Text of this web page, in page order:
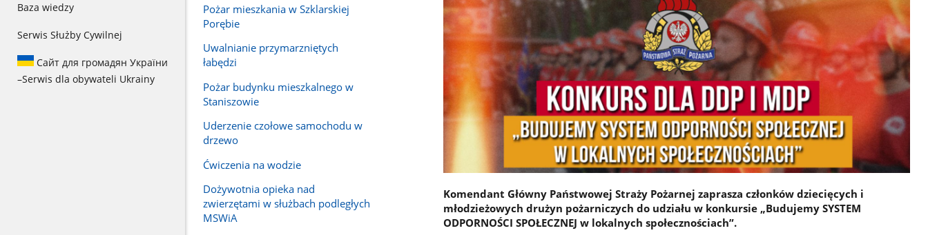
Baza wiedzy
Serwis Służby Cywilnej
Сайт для громадян України
–Serwis dla obywateli Ukrainy
Pożar mieszkania w Szklarskiej
Porębie
Uwalnianie przymarzniętych
łabędzi
Pożar budynku mieszkalnego w
Staniszowie
Uderzenie czołowe samochodu w
drzewo
Ćwiczenia na wodzie
Dożywotnia opieka nad
zwierzętami w służbach podległych
MSWiA
Komendant Główny Państwowej Straży Pożarnej zaprasza członków dziecięcych i
młodzieżowych drużyn pożarniczych do udziału w konkursie „Budujemy SYSTEM
ODPORNOŚCI SPOŁECZNEJ w lokalnych społecznościach”.